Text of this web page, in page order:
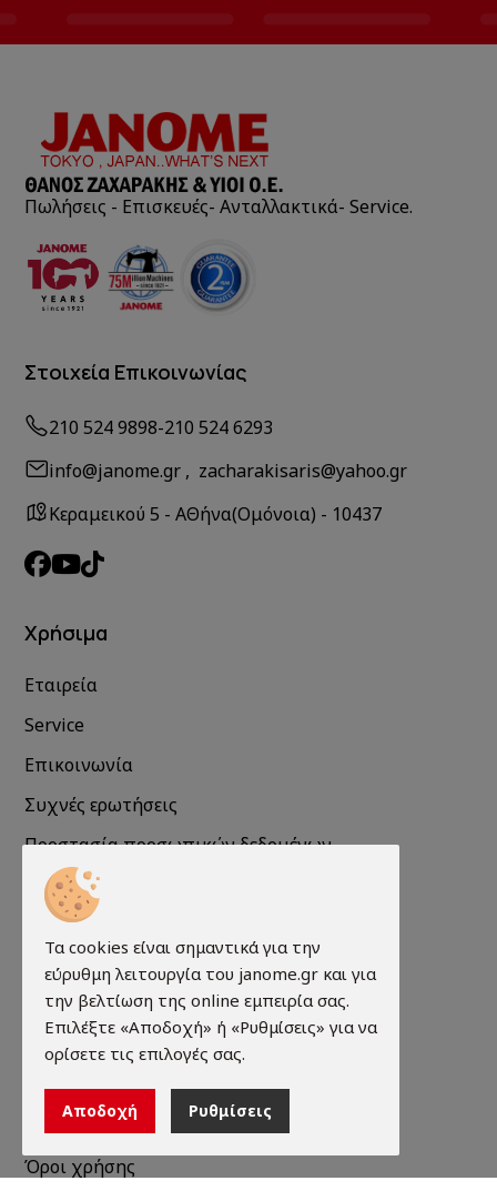
Πωλήσεις - Επισκευές- Ανταλλακτικά- Service.
Στοιχεία Επικοινωνίας
210 524 9898-210 524 6293
info@janome.gr , zacharakisaris@yahoo.gr
Κεραμεικού 5 - ΑΘήνα(Ομόνοια) - 10437
Χρήσιμα
Εταιρεία
Service
Επικοινωνία
Συχνές ερωτήσεις
Προστασία προσωπικών δεδομένων
Πληροφορίες Cookies
Πληροφορίες
Τρόποι παραγγελίας
Τρόποι πληρωμής
Τρόποι αποστολής
Εγγύηση - Επιστροφές
Όροι χρήσης
Τα cookies είναι σημαντικά για την
εύρυθμη λειτουργία του janome.gr και για
την βελτίωση της online εμπειρία σας.
Επιλέξτε «Αποδοχή» ή «Ρυθμίσεις» για να
ορίσετε τις επιλογές σας.
Αποδοχή Ρυθμίσεις